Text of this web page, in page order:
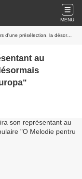
MENU
populaire "O Melodie pentru Europa"
au